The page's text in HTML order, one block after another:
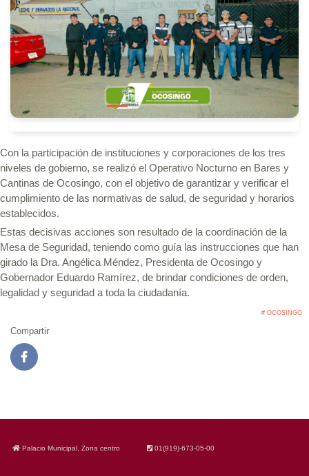
Con la participación de instituciones y corporaciones de los tres
niveles de gobierno, se realizó el Operativo Nocturno en Bares y
Cantinas de Ocosingo, con el objetivo de garantizar y verificar el
cumplimiento de las normativas de salud, de seguridad y horarios
establecidos.
Estas decisivas acciones son resultado de la coordinación de la
Mesa de Seguridad, teniendo como guía las instrucciones que han
girado la Dra. Angélica Méndez, Presidenta de Ocosingo y
Gobernador Eduardo Ramírez, de brindar condiciones de orden,
legalidad y seguridad a toda la ciudadanía.
# OCOSINGO
Compartir
Palacio Municipal, Zona centro 01(919)-673-05-00